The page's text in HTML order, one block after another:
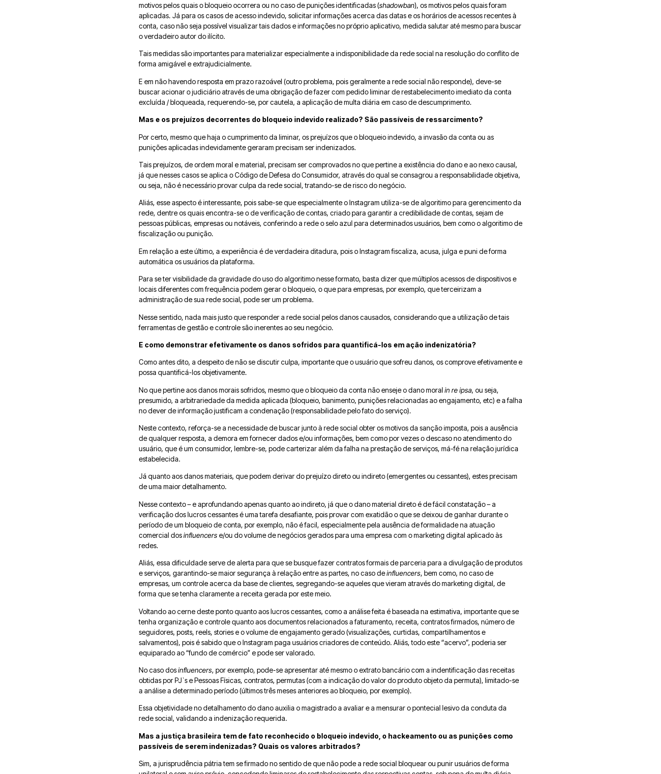
motivos pelos quais o bloqueio ocorrera ou no caso de punições identificadas (shadowban), os motivos pelos quais foram
aplicadas. Já para os casos de acesso indevido, solicitar informações acerca das datas e os horários de acessos recentes à
conta, caso não seja possível visualizar tais dados e informações no próprio aplicativo, medida salutar até mesmo para buscar
o verdadeiro autor do ilícito.
Tais medidas são importantes para materializar especialmente a indisponibilidade da rede social na resolução do conflito de
forma amigável e extrajudicialmente.
E em não havendo resposta em prazo razoável (outro problema, pois geralmente a rede social não responde), deve-se
buscar acionar o judiciário através de uma obrigação de fazer com pedido liminar de restabelecimento imediato da conta
excluída / bloqueada, requerendo-se, por cautela, a aplicação de multa diária em caso de descumprimento.
Mas e os prejuízos decorrentes do bloqueio indevido realizado? São passíveis de ressarcimento?
Por certo, mesmo que haja o cumprimento da liminar, os prejuízos que o bloqueio indevido, a invasão da conta ou as
punições aplicadas indevidamente geraram precisam ser indenizados.
Tais prejuízos, de ordem moral e material, precisam ser comprovados no que pertine a existência do dano e ao nexo causal,
já que nesses casos se aplica o Código de Defesa do Consumidor, através do qual se consagrou a responsabilidade objetiva,
ou seja, não é necessário provar culpa da rede social, tratando-se de risco do negócio.
Aliás, esse aspecto é interessante, pois sabe-se que especialmente o Instagram utiliza-se de algoritimo para gerencimento da
rede, dentre os quais encontra-se o de verificação de contas, criado para garantir a credibilidade de contas, sejam de
pessoas públicas, empresas ou notáveis, conferindo a rede o selo azul para determinados usuários, bem como o algoritimo de
fiscalização ou punição.
Em relação a este último, a experiência é de verdadeira ditadura, pois o Instagram fiscaliza, acusa, julga e puni de forma
automática os usuários da plataforma.
Para se ter visibilidade da gravidade do uso do algoritimo nesse formato, basta dizer que múltiplos acessos de dispositivos e
locais diferentes com frequência podem gerar o bloqueio, o que para empresas, por exemplo, que terceirizam a
administração de sua rede social, pode ser um problema.
Nesse sentido, nada mais justo que responder a rede social pelos danos causados, considerando que a utilização de tais
ferramentas de gestão e controle são inerentes ao seu negócio.
E como demonstrar efetivamente os danos sofridos para quantificá-los em ação indenizatória?
Como antes dito, a despeito de não se discutir culpa, importante que o usuário que sofreu danos, os comprove efetivamente e
possa quantificá-los objetivamente.
No que pertine aos danos morais sofridos, mesmo que o bloqueio da conta não enseje o dano moral in re ipsa, ou seja,
presumido, a arbitrariedade da medida aplicada (bloqueio, banimento, punições relacionadas ao engajamento, etc) e a falha
no dever de informação justificam a condenação (responsabilidade pelo fato do serviço).
Neste contexto, reforça-se a necessidade de buscar junto à rede social obter os motivos da sanção imposta, pois a ausência
de qualquer resposta, a demora em fornecer dados e/ou informações, bem como por vezes o descaso no atendimento do
usuário, que é um consumidor, lembre-se, pode carterizar além da falha na prestação de serviços, má-fé na relação jurídica
estabelecida.
Já quanto aos danos materiais, que podem derivar do prejuízo direto ou indireto (emergentes ou cessantes), estes precisam
de uma maior detalhamento.
Nesse contexto – e aprofundando apenas quanto ao indireto, já que o dano material direto é de fácil constatação – a
verificação dos lucros cessantes é uma tarefa desafiante, pois provar com exatidão o que se deixou de ganhar durante o
período de um bloqueio de conta, por exemplo, não é facil, especialmente pela ausência de formalidade na atuação
comercial dosinfluencerse/ou do volume de negócios gerados para uma empresa com o marketing digital aplicado às
redes.
Aliás, essa dificuldade serve de alerta para que se busque fazer contratos formais de parceria para a divulgação de produtos
e serviços, garantindo-se maior segurança à relação entre as partes, no caso deinfluencers, bem como, no caso de
empresas, um controle acerca da base de clientes, segregando-se aqueles que vieram através do marketing digital, de
forma que se tenha claramente a receita gerada por este meio.
Voltando ao cerne deste ponto quanto aos lucros cessantes, como a análise feita é baseada na estimativa, importante que se
tenha organização e controle quanto aos documentos relacionados a faturamento, receita, contratos firmados, número de
seguidores, posts, reels, stories e o volume de engajamento gerado (visualizações, curtidas, compartilhamentos e
salvamentos), pois é sabido que o Instagram paga usuários criadores de conteúdo. Aliás, todo este “acervo”, poderia ser
equiparado ao “fundo de comércio” e pode ser valorado.
No caso dosinfluencers, por exemplo, pode-se apresentar até mesmo o extrato bancário com a indentificação das receitas
obtidas por PJ`s e Pessoas Físicas, contratos, permutas (com a indicação do valor do produto objeto da permuta), limitado-se
a análise a determinado período (últimos três meses anteriores ao bloqueio, por exemplo).
Essa objetividade no detalhamento do dano auxilia o magistrado a avaliar e a mensurar o pontecial lesivo da conduta da
rede social, validando a indenização requerida.
Mas a justiça brasileira tem de fato reconhecido o bloqueio indevido, o hackeamento ou as punições como
passíveis de serem indenizadas? Quais os valores arbitrados?
Sim, a jurisprudência pátria tem se firmado no sentido de que não pode a rede social bloquear ou punir usuários de forma